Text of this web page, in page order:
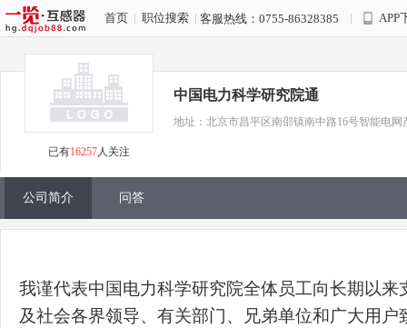
首页 | 职位搜索 | 客服热线：0755-86328385 | APP
已有16257人关注
中国电力科学研究院通
地址：北京市昌平区南邵镇南中路16号智能电网
公司简介 问答
我谨代表中国电力科学研究院全体员工向长期以来
及社会各界领导、有关部门、兄弟单位和广大用